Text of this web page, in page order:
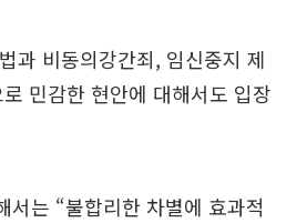
과 비동의강간죄, 임신중지 제
민감한 현안에 대해서도 입장
서는 “불합리한 차별에 효과적